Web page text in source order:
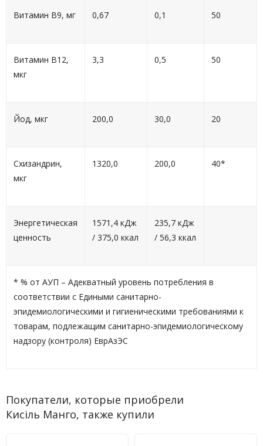
Витамин В9, мг 0,67 0,1 50
Витамин В12,
мкг
3,3 0,5 50
Йод, мкг 200,0 30,0 20
Схизандрин,
мкг
1320,0 200,0 40*
Энергетическая
ценность
1571,4 кДж
/ 375,0 ккал
235,7 кДж
/ 56,3 ккал
* % от АУП – Адекватный уровень потребления в
соответствии с Едиными санитарно-
эпидемиологическими и гигиеническими требованиями к
товарам, подлежащим санитарно-эпидемиологическому
надзору (контроля) ЕврАзЭС
Покупатели, которые приобрели
Кисіль Манго, также купили